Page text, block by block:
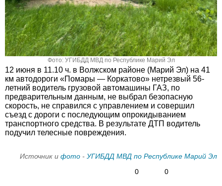
Фото: УГИБДД МВД по Республике Марий Эл
12 июня в 11.10 ч. в Волжском районе (Марий Эл) на 41
км автодороги «Помары — Коркатово» нетрезвый 56-
летний водитель грузовой автомашины ГАЗ, по
предварительным данным, не выбрал безопасную
скорость, не справился с управлением и совершил
съезд с дороги с последующим опрокидыванием
транспортного средства. В результате ДТП водитель
подучил телесные повреждения.
Источник и фото - УГИБДД МВД по Республике Марий Эл
0
0